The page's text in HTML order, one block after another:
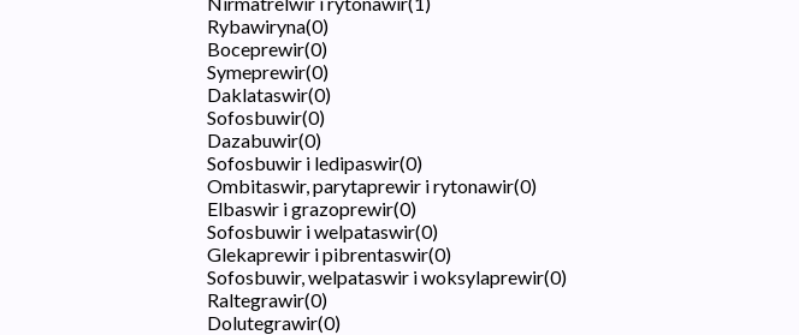
Rybawiryna(0)
Boceprewir(0)
Symeprewir(0)
Daklataswir(0)
Sofosbuwir(0)
Dazabuwir(0)
Sofosbuwir i ledipaswir(0)
Ombitaswir, parytaprewir i rytonawir(0)
Elbaswir i grazoprewir(0)
Sofosbuwir i welpataswir(0)
Glekaprewir i pibrentaswir(0)
Sofosbuwir, welpataswir i woksylaprewir(0)
Raltegrawir(0)
Dolutegrawir(0)